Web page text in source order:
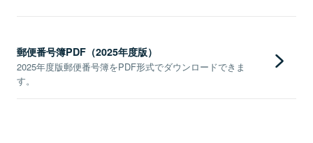
郵便番号簿PDF（2025年度版）
2025年度版郵便番号簿をPDF形式でダウンロードできま
す。